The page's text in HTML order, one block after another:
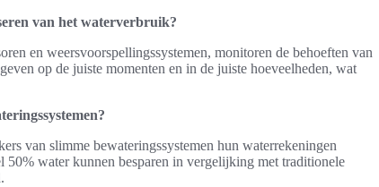
van het waterverbruik?
en weersvoorspellingssystemen, monitoren de behoeften van
op de juiste momenten en in de juiste hoeveelheden, wat
van slimme bewateringssystemen hun waterrekeningen
50% water kunnen besparen in vergelijking met traditionele